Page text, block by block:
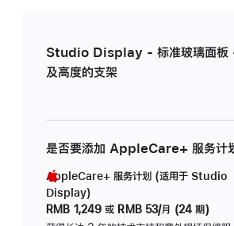
Studio Display - 标准玻璃面板
及高度的支架
是否要添加 AppleCare+ 服务计
AppleCare+ 服务计划 (适用于 Studio
Display)
RMB 1,249 或 RMB 53/月 (24 期)